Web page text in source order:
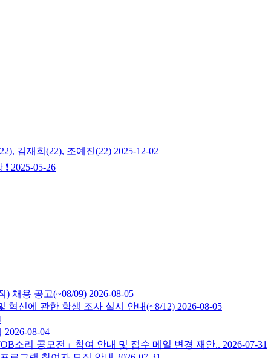
김재희(22), 조예진(22) 2025-12-02
2025-05-26
) 채용 공고(~08/09) 2026-08-05
혁신에 관한 학생 조사 실시 안내(~8/12) 2026-08-05
2026-08-04
소리 공모전」참여 안내 및 접수 메일 변경 재안.. 2026-07-31